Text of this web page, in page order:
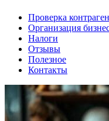
Проверка
Организация
Налоги
Отзывы
Полезное
Контакты